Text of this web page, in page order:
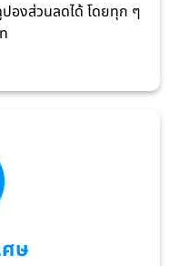
องส่วนลดได้ โดยทุก ๆ
ษ